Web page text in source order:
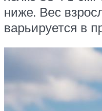
ниже. Вес
варьируется в